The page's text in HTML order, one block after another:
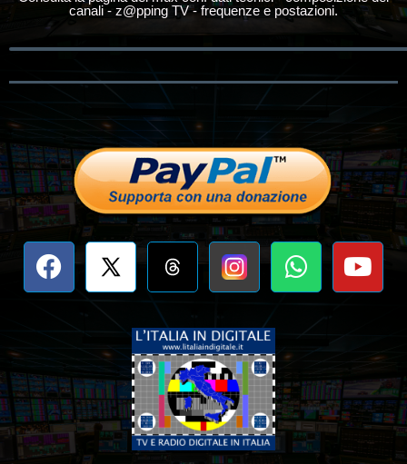
canali - z@pping TV - frequenze e postazioni.